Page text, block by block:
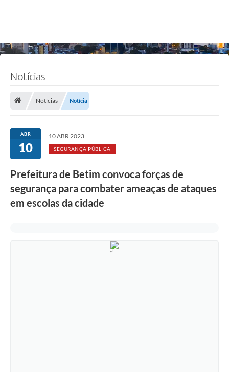
Notícias
Notícias Notícia
ABR
10
10 ABR 2023
SEGURANÇA PÚBLICA
Prefeitura de Betim convoca forças de
segurança para combater ameaças de ataques
em escolas da cidade